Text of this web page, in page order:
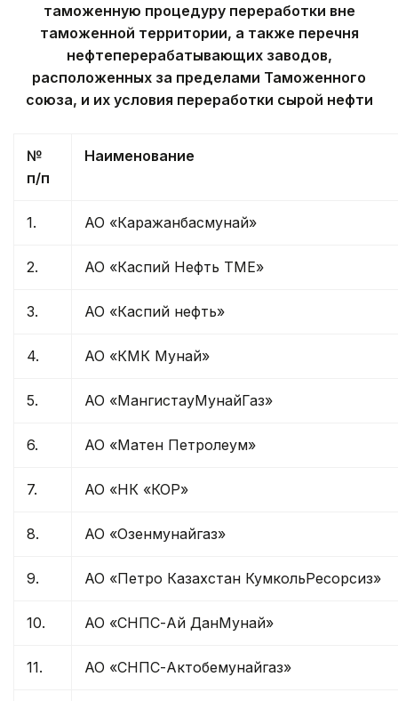
таможенную процедуру переработки вне
таможенной территории, а также перечня
нефтеперерабатывающих заводов,
расположенных за пределами Таможенного
союза, и их условия переработки сырой нефти
№
п/п
Наименование
1. АО «Каражанбасмунай»
2. АО «Каспий Нефть ТМЕ»
3. АО «Каспий нефть»
4. АО «КМК Мунай»
5. АО «МангистауМунайГаз»
6. АО «Матен Петролеум»
7. АО «НК «КОР»
8. АО «Озенмунайгаз»
9. АО «Петро Казахстан КумкольРесорсиз»
10. АО «СНПС-Ай ДанМунай»
11. АО «СНПС-Актобемунайгаз»